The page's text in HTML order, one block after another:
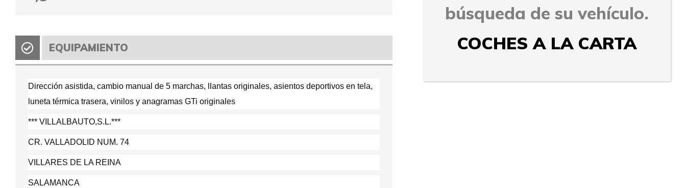
EQUIPAMIENTO
Dirección asistida, cambio manual de 5 marchas, llantas originales, asientos deportivos en tela,
luneta térmica trasera, vinilos y anagramas GTi originales
*** VILLALBAUTO,S.L.***
CR. VALLADOLID NUM. 74
VILLARES DE LA REINA
SALAMANCA
búsqueda de su vehículo.
COCHES A LA CARTA